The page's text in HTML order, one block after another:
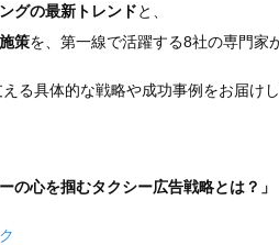
グの最新トレンドと、
策を、第一線で活躍する8社の専門家
る具体的な戦略や成功事例をお届けし
の心を掴むタクシー広告戦略とは？」